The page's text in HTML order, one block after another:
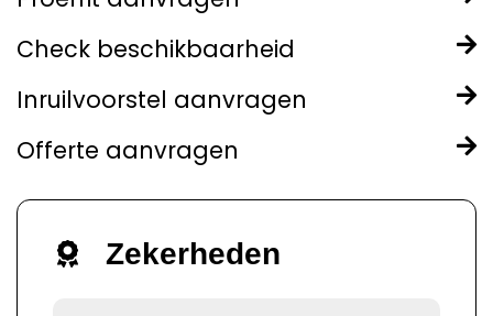
Check beschikbaarheid
Inruilvoorstel aanvragen
Offerte aanvragen
Zekerheden